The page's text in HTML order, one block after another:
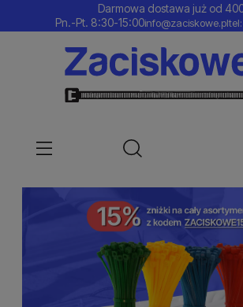
Darmowa dostawa już od
Pn.-Pt. 8:30-15:00info@zaciskowe.pl